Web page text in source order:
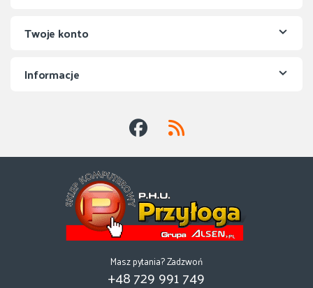
Twoje konto
Informacje
Masz pytania? Zadzwoń
+48 729 991 749